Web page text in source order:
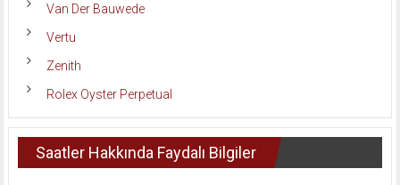
Van Der Bauwede
Vertu
Zenith
Rolex Oyster Perpetual
Saatler Hakkında Faydalı Bilgiler